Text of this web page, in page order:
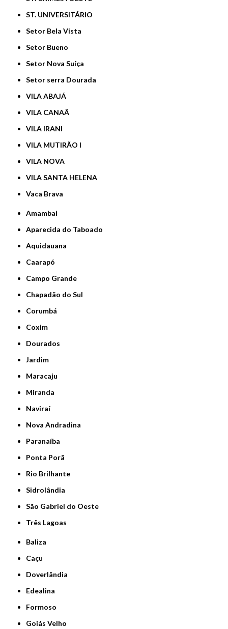
ST. UNIVERSITÁRIO
Setor Bela Vista
Setor Bueno
Setor Nova Suíça
Setor serra Dourada
VILA ABAJÁ
VILA CANAÃ
VILA IRANI
VILA MUTIRÃO I
VILA NOVA
VILA SANTA HELENA
Vaca Brava
Amambai
Aparecida do Taboado
Aquidauana
Caarapó
Campo Grande
Chapadão do Sul
Corumbá
Coxim
Dourados
Jardim
Maracaju
Miranda
Naviraí
Nova Andradina
Paranaíba
Ponta Porã
Rio Brilhante
Sidrolândia
São Gabriel do Oeste
Três Lagoas
Baliza
Caçu
Doverlândia
Edealina
Formoso
Goiás Velho